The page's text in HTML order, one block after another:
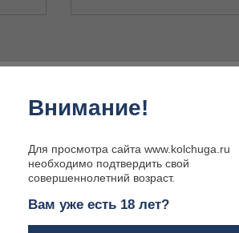
Внимание!
Для просмотра сайта www.kolchuga.ru
необходимо подтвердить свой
совершеннолетний возраст.
Вам уже есть 18 лет?